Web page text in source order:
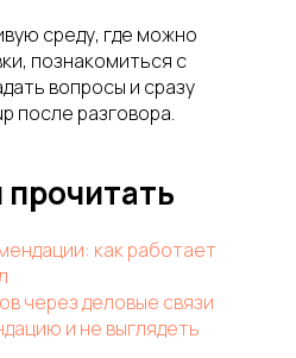
среду, где можно
познакомиться с
вопросы и сразу
после разговора.
как работает
через деловые связи
и не выглядеть